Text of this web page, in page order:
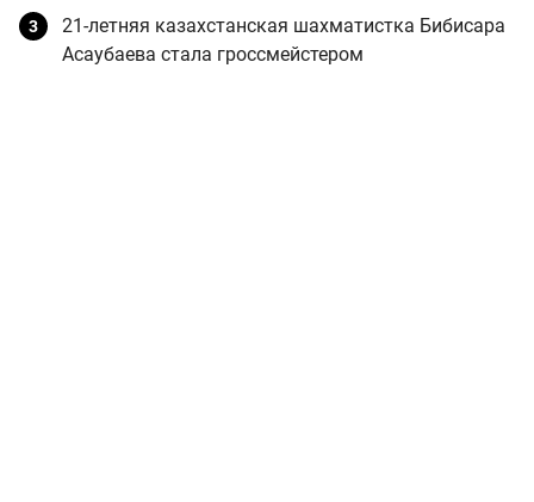
21-летняя казахстанская шахматистка Бибисара
Асаубаева стала гроссмейстером